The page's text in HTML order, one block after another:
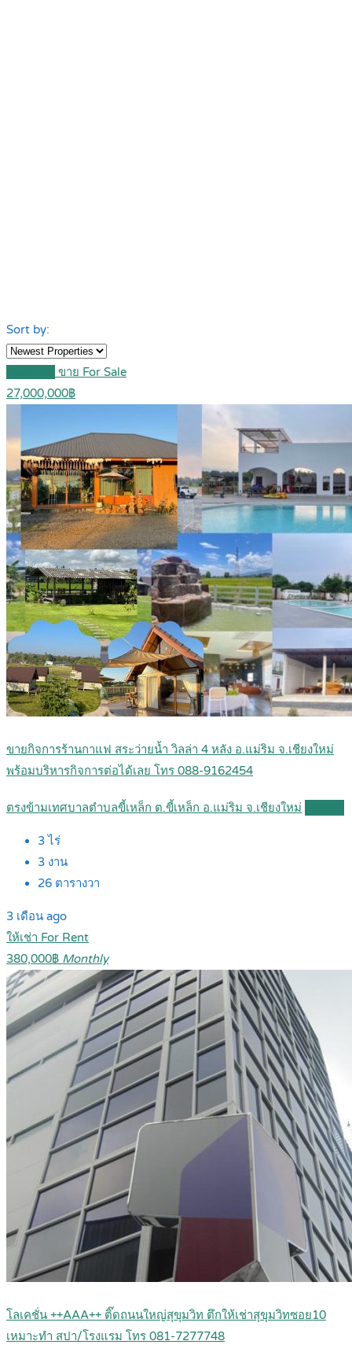
Sort by:
ขาย For Sale
27,000,000฿
ขายกิจการร้านกาแฟ สระว่ายน้ำ วิลล่า 4 หลัง อ.แม่ริม จ.เชียงใหม่
พร้อมบริหารกิจการต่อได้เลย โทร 088-9162454
ตรงข้ามเทศบาลตำบลขี้เหล็ก ต.ขี้เหล็ก อ.แม่ริม จ.เชียงใหม่
3ไร่
3 งาน
26 ตารางวา
3 เดือน ago
ให้เช่า For Rent
380,000฿ Monthly
โลเคชั่น ++AAA++ ติ๊ดถนนใหญ่สุขุมวิท ตึกให้เช่าสุขุมวิทซอย10
เหมาะทำ สปา/โรงแรม โทร 081-7277748